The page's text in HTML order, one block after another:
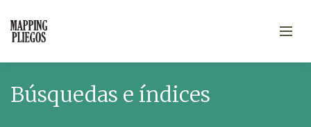
Búsquedas e índices